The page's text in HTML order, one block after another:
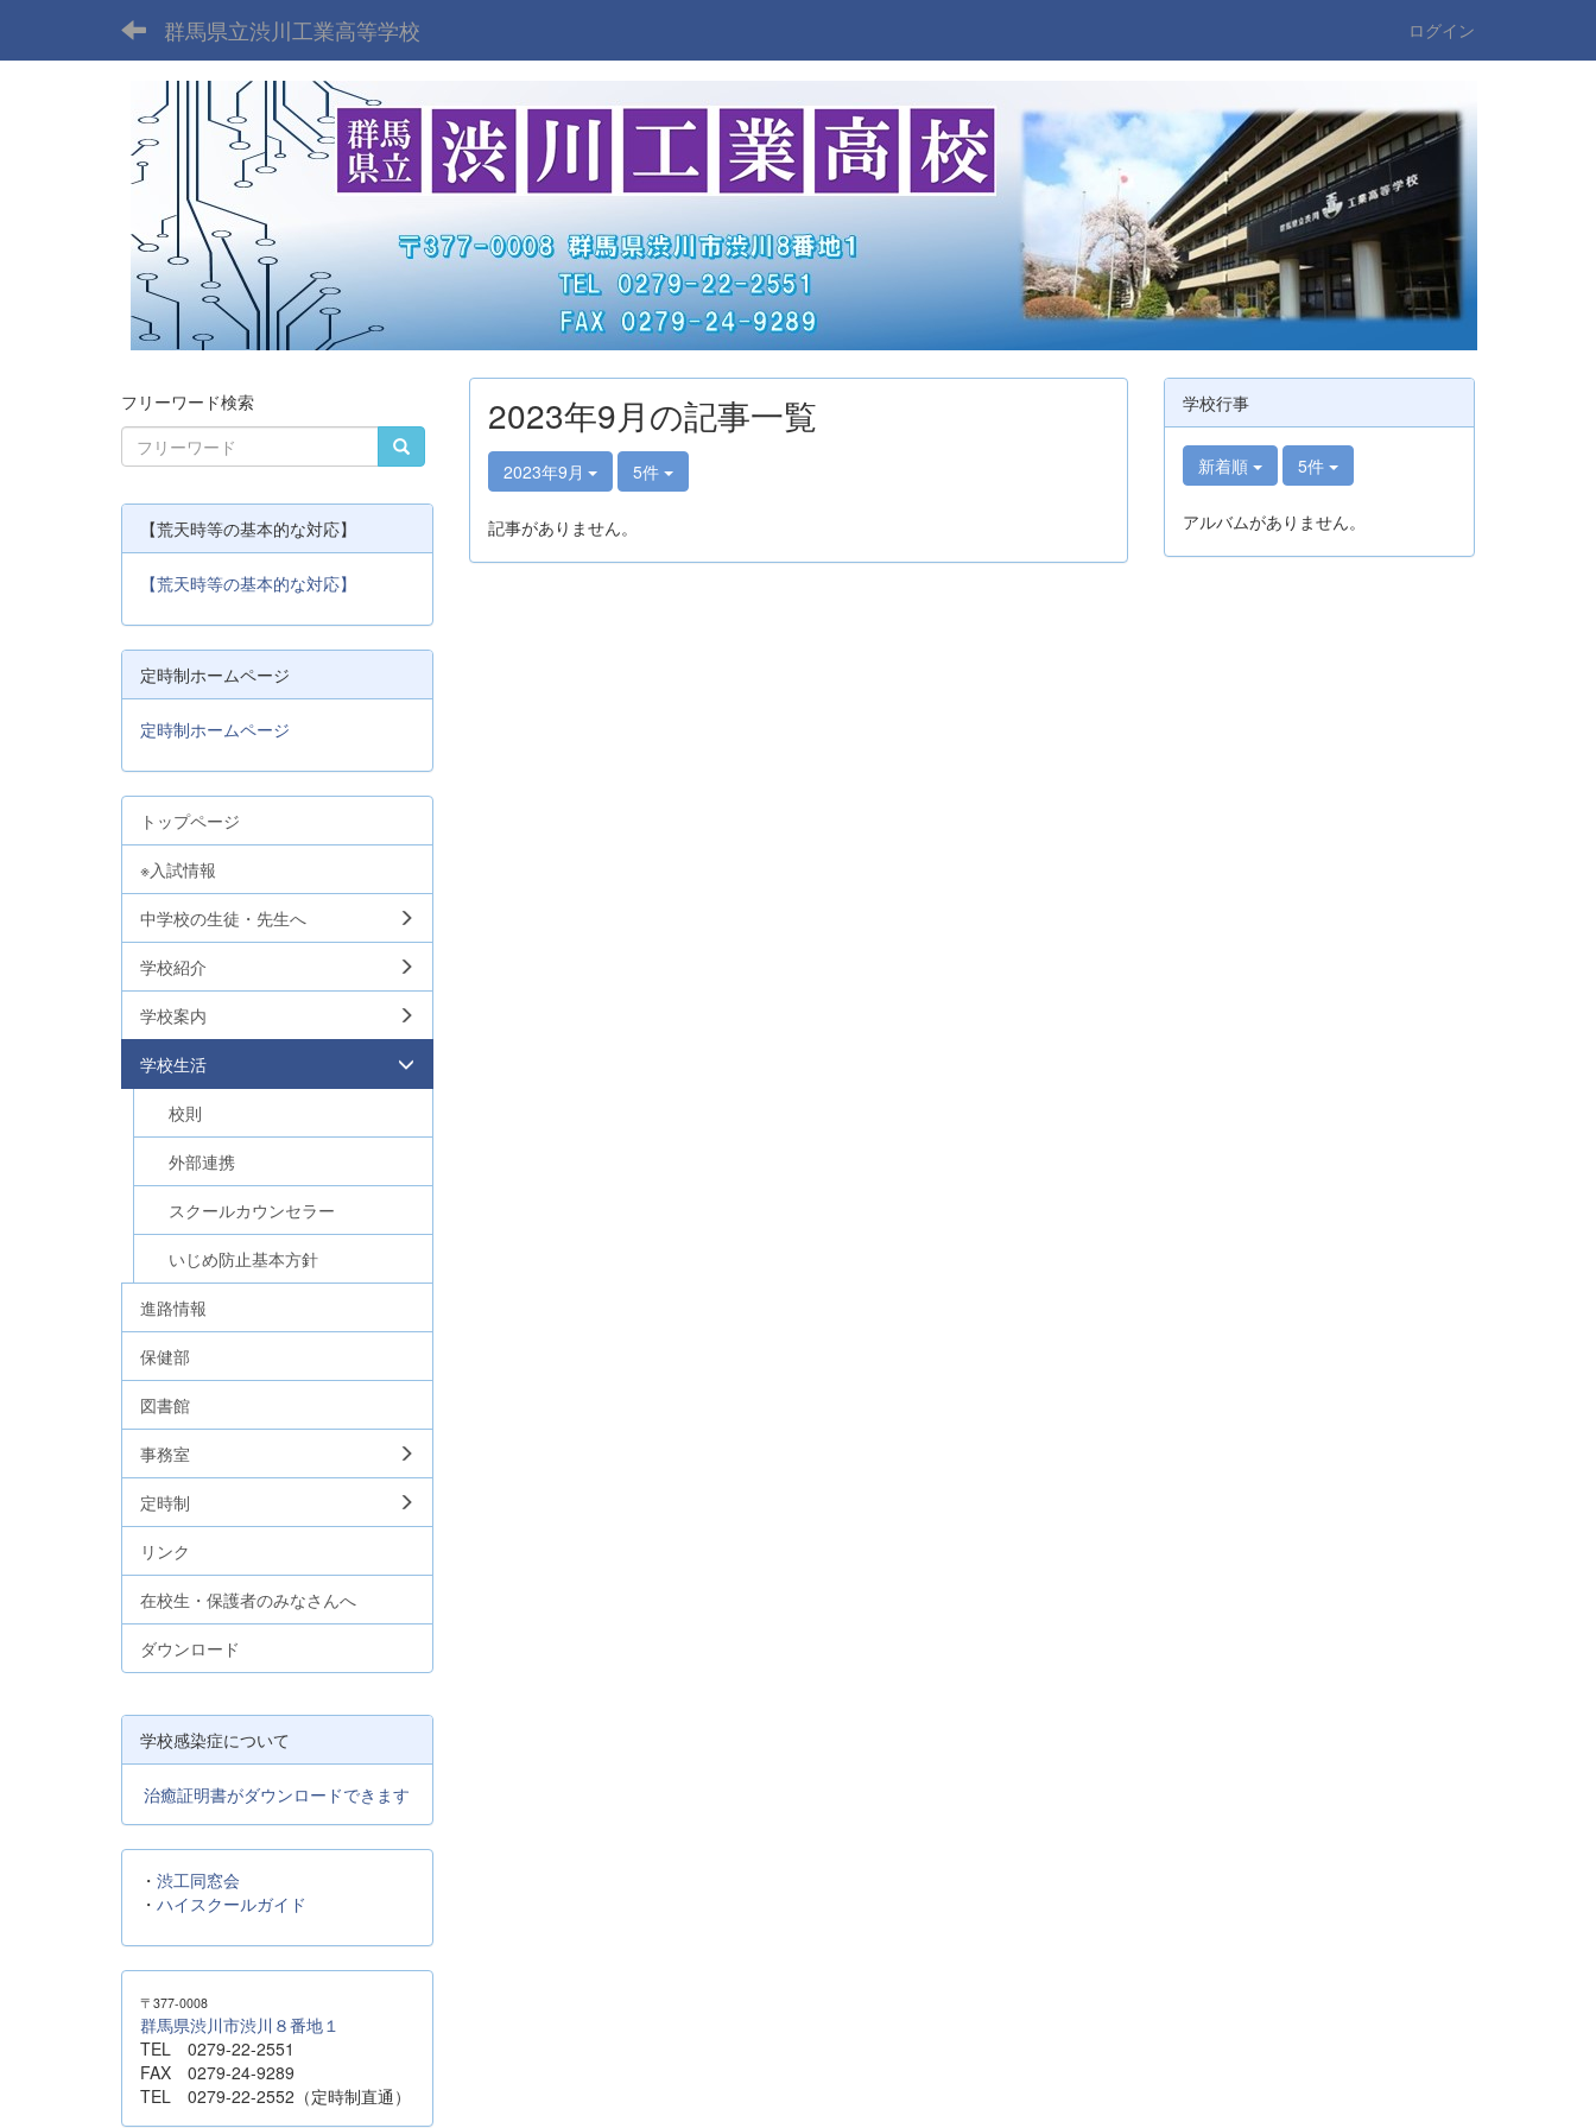
群馬県立渋川工業高等学校 ログイン
2023年9月の記事一覧
2023年9月 5件
記事がありません。
フリーワード検索
【荒天時等の基本的な対応】
【荒天時等の基本的な対応】
定時制ホームページ
定時制ホームページ
トップページ
※入試情報
中学校の生徒・先生へ
学校紹介
学校案内
学校生活
校則
外部連携
スクールカウンセラー
いじめ防止基本方針
進路情報
保健部
図書館
事務室
定時制
リンク
在校生・保護者のみなさんへ
ダウンロード
学校感染症について
治癒証明書がダウンロードできます
・ 渋工同窓会
・ ハイスクールガイド
〒377-0008
群馬県渋川市渋川８番地１
TEL 0279-22-2551
FAX 0279-24-9289
TEL 0279-22-2552（定時制直通）
学校行事
新着順 5件
アルバムがありません。